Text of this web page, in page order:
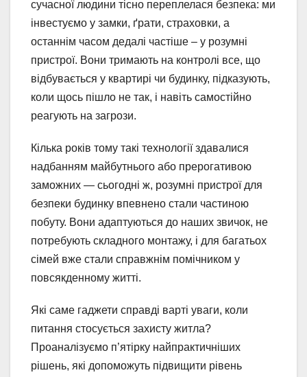
сучасної людини тісно переплелася безпека: ми
інвестуємо у замки, ґрати, страховки, а
останнім часом дедалі частіше – у розумні
пристрої. Вони тримають на контролі все, що
відбувається у квартирі чи будинку, підказують,
коли щось пішло не так, і навіть самостійно
реагують на загрози.
Кілька років тому такі технології здавалися
надбанням майбутнього або прерогативою
заможних — сьогодні ж, розумні пристрої для
безпеки будинку впевнено стали частиною
побуту. Вони адаптуються до наших звичок, не
потребують складного монтажу, і для багатьох
сімей вже стали справжнім помічником у
повсякденному житті.
Які саме гаджети справді варті уваги, коли
питання стосується захисту житла?
Проаналізуємо п’ятірку найпрактичніших
рішень, які допоможуть підвищити рівень